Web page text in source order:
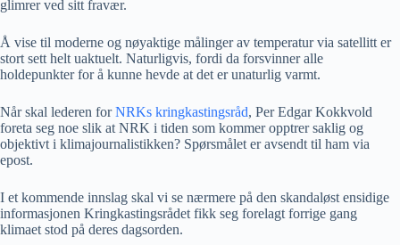
glimrer ved sitt fravær.
Å vise til moderne og nøyaktige målinger av temperatur via satellitt er
stort sett helt uaktuelt. Naturligvis, fordi da forsvinner alle
holdepunkter for å kunne hevde at det er unaturlig varmt.
Når skal lederen forNRKs kringkastingsråd, Per Edgar Kokkvold
foreta seg noe slik at NRK i tiden som kommer opptrer saklig og
objektivt i klimajournalistikken? Spørsmålet er avsendt til ham via
epost.
I et kommende innslag skal vi se nærmere på den skandaløst ensidige
informasjonen Kringkastingsrådet fikk seg forelagt forrige gang
klimaet stod på deres dagsorden.